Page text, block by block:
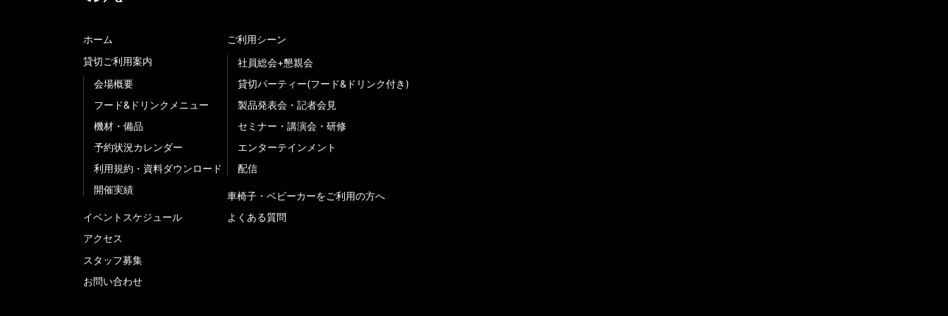
ホーム
貸切ご利用案内
会場概要
フード&ドリンクメニュー
機材・備品
予約状況カレンダー
利用規約・資料ダウンロード
開催実績
イベントスケジュール
アクセス
スタッフ募集
お問い合わせ
ご利用シーン
社員総会+懇親会
貸切パーティー(フード&ドリンク付き)
製品発表会・記者会見
セミナー・講演会・研修
エンターテインメント
配信
車椅子・ベビーカーをご利用の方へ
よくある質問